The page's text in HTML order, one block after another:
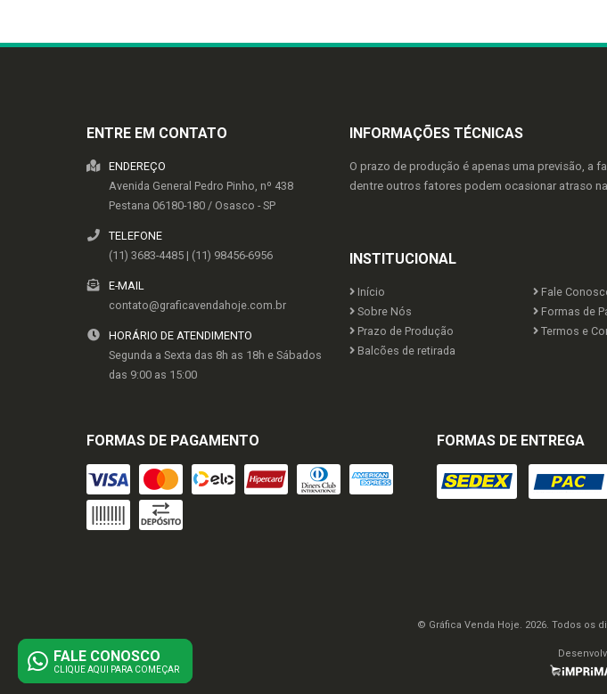
ENTRE EM CONTATO
ENDEREÇO
Avenida General Pedro Pinho, nº 438
Pestana 06180-180 / Osasco - SP
TELEFONE
(11) 3683-4485 | (11) 98456-6956
E-MAIL
contato@graficavendahoje.com.br
HORÁRIO DE ATENDIMENTO
Segunda a Sexta das 8h as 18h e Sábados
das 9:00 as 15:00
INFORMAÇÕES TÉCNICAS
O prazo de produção é apenas uma previsão, a
dentre outros fatores podem ocasionar atraso
INSTITUCIONAL
Início
Fale
Sobre Nós
Formas de
Prazo de Produção
Termos e
Balcões de retirada
FORMAS DE PAGAMENTO FORMAS DE ENTREGA
© Gráfica Venda Hoje. 2026. Todos os
FALE CONOSCO
CLIQUE AQUI PARA COMEÇAR